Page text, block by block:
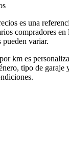
es una
compradores
pueden variar.
km es
tipo de garaje